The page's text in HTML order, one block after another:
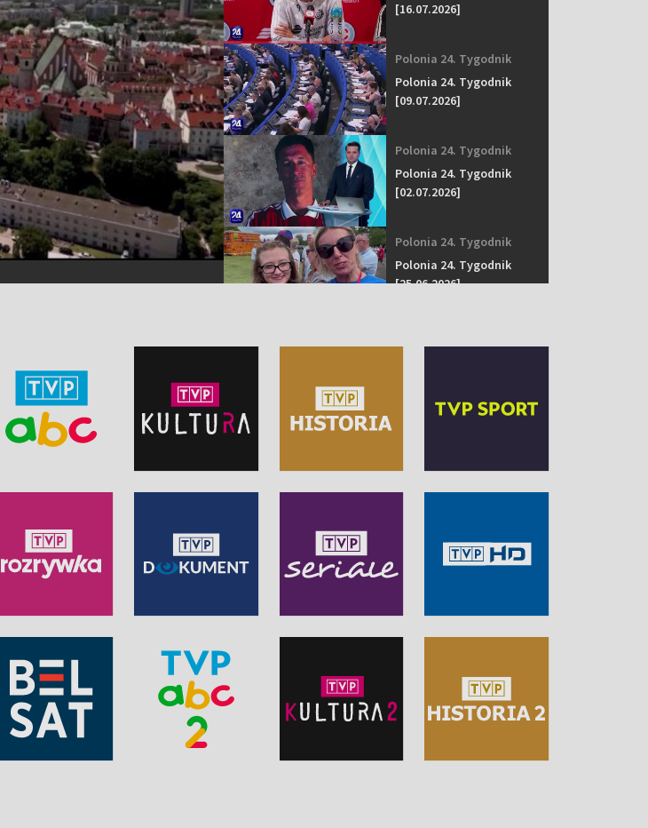
[16.07.2026]
Polonia 24. Tygodnik
Polonia 24. Tygodnik
[09.07.2026]
Polonia 24. Tygodnik
Polonia 24. Tygodnik
[02.07.2026]
Polonia 24. Tygodnik
Polonia 24. Tygodnik
[25.06.2026]
Polonia 24. Tygodnik
[28.05.2026]